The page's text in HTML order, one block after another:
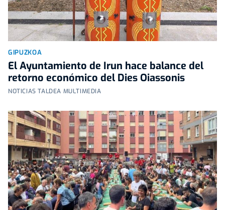
GIPUZKOA
El Ayuntamiento de Irun hace balance del
retorno económico del Dies Oiassonis
NOTICIAS TALDEA MULTIMEDIA